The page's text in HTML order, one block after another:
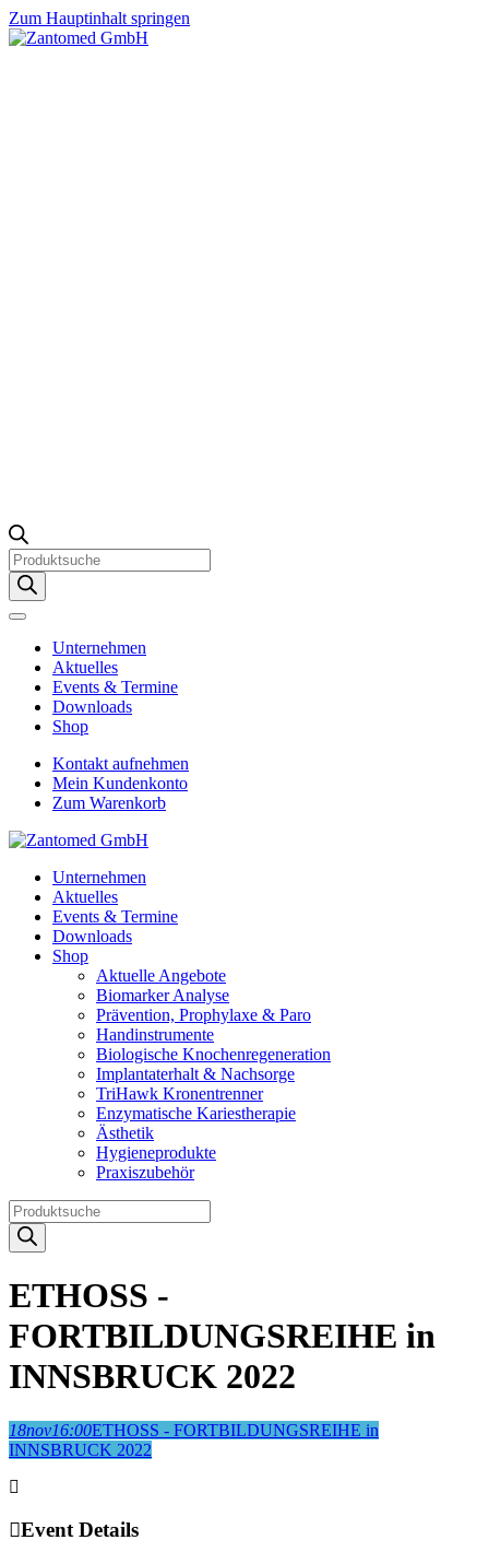
Zum Hauptinhalt springen
Products
search
Unternehmen
Aktuelles
Events & Termine
Downloads
Shop
Kontakt aufnehmen
Mein Kundenkonto
Zum Warenkorb
Unternehmen
Aktuelles
Events & Termine
Downloads
Shop
Aktuelle Angebote
Biomarker Analyse
Prävention, Prophylaxe & Paro
Handinstrumente
Biologische Knochenregeneration
Implantaterhalt & Nachsorge
TriHawk Kronentrenner
Enzymatische Kariestherapie
Ästhetik
Hygieneprodukte
Praxiszubehör
Products
search
ETHOSS -
FORTBILDUNGSREIHE in
INNSBRUCK 2022
18nov16:00ETHOSS - FORTBILDUNGSREIHE in
INNSBRUCK 2022
Event Details